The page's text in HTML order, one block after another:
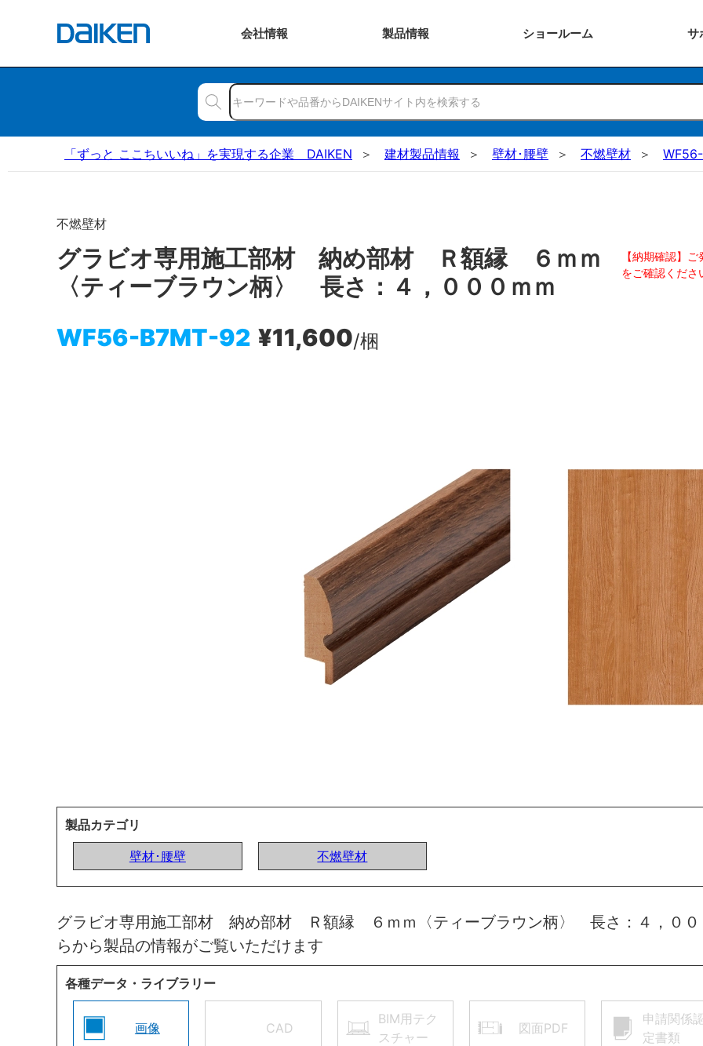
会社情報 製品情報 ショールーム サ
「ずっと ここちいいね」を実現する企業 DAIKEN 建材製品情報 壁材･腰壁 不燃壁材
不燃壁材
グラビオ専用施工部材 納め部材 Ｒ額縁 ６ｍｍ
〈ティーブラウン柄〉 長さ：４，０００ｍｍ
WF56-B7MT-92 ¥11,600/梱
【納期確認】
をご確認くださ
製品カテゴリ
壁材･腰壁
不燃壁材
グラビオ専用施工部材 納め部材 Ｒ額縁 ６ｍｍ〈ティーブラウン柄〉 長さ：４，００
らから製品の情報がご覧いただけます
各種データ・ライブラリー
画像 CAD
BIM用テク
スチャー
図面PDF
申請関係
定書類